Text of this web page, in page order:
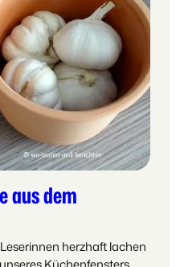
aus dem
herzhaft lachen